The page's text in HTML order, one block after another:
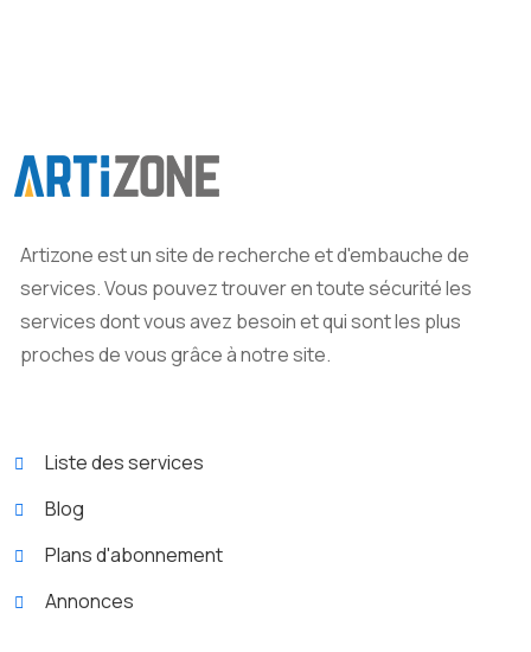
Artizone est un site de recherche et d'embauche de
services. Vous pouvez trouver en toute sécurité les
services dont vous avez besoin et qui sont les plus
proches de vous grâce à notre site.
Liste des services
Blog
Plans d'abonnement
Annonces